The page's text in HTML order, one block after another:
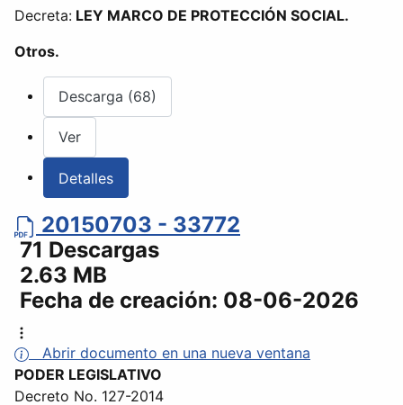
Decreta: LEY MARCO DE PROTECCIÓN SOCIAL.
Otros.
Descarga (68)
Ver
Detalles
20150703 - 33772
71 Descargas
2.63 MB
Fecha de creación: 08-06-2026
Abrir documento en una nueva ventana
PODER LEGISLATIVO
Decreto No. 127-2014